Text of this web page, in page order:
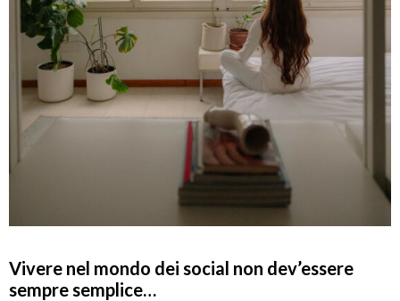
Vivere nel mondo dei social non dev’essere
sempre semplice…